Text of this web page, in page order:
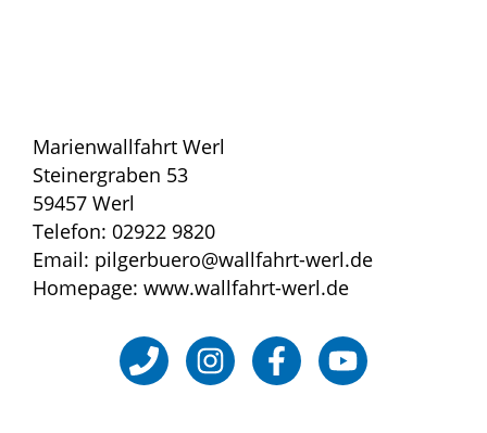
Marienwallfahrt Werl
Steinergraben 53
59457 Werl
Telefon: 02922 9820
Email: pilgerbuero@wallfahrt-werl.de
Homepage: www.wallfahrt-werl.de